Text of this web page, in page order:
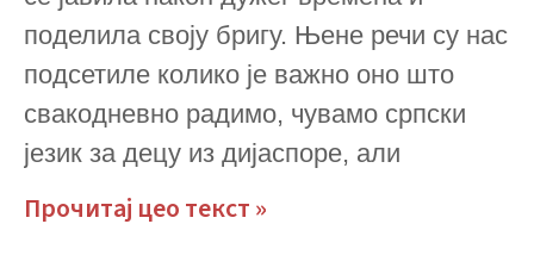
поделила своју бригу. Њене речи су нас
подсетиле колико је важно оно што
свакодневно радимо, чувамо српски
језик за децу из дијаспоре, али
Прочитај цео текст »